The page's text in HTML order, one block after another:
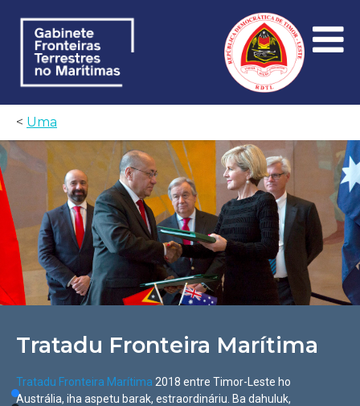
< Uma
Tratadu Fronteira Marítima
Tratadu Fronteira Marítima 2018 entre Timor-Leste ho
Austrália, iha aspetu barak, estraordináriu. Ba dahuluk,